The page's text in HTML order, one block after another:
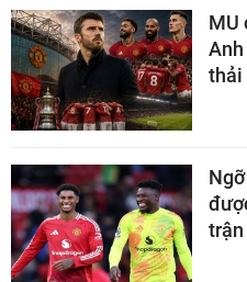
MU
Anh
thải
trận